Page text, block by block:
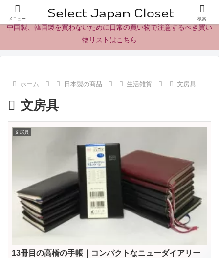
日本製の商品、製品、食品レビューとニュース
中国製、韓国製を買わないために日常の買い物で注意するべき買い
物リストはこちら
ホーム 日本製の商品 生活雑貨 文房具
文房具
文房具
13冊目の高橋の手帳｜コンパクトなニューダイアリー
メニュー 検索